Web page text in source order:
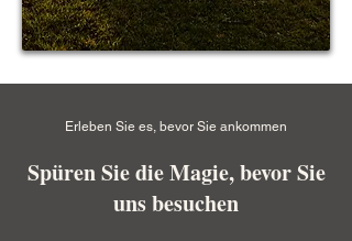
Erleben Sie es, bevor Sie ankommen
Spüren Sie die Magie, bevor Sie
uns besuchen